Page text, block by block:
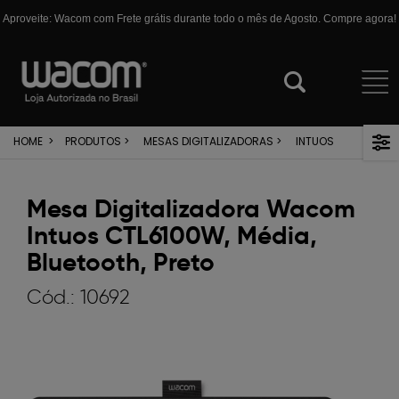
Aproveite: Wacom com Frete grátis durante todo o mês de Agosto. Compre agora!
HOME > PRODUTOS > MESAS DIGITALIZADORAS > INTUOS
Mesa Digitalizadora Wacom
Intuos CTL6100W, Média,
Bluetooth, Preto
Cód.: 10692